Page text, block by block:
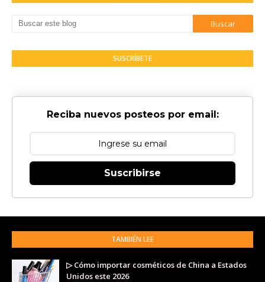
SUSCRÍBETE
Reciba nuevos posteos por email:
Suscribirse
TAMBIÉN LEE
▷ Cómo importar cosméticos de China a Estados
Unidos este 2026